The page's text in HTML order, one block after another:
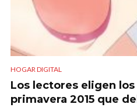
HOGAR DIGITAL
Los lectores eligen
primavera 2015 que